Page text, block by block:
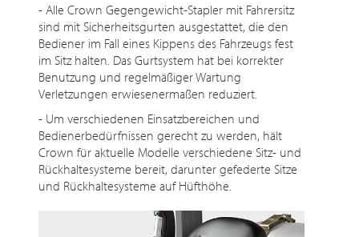
- Alle Crown Gegengewicht-Stapler mit Fahrersitz
sind mit Sicherheitsgurten ausgestattet, die den
Bediener im Fall eines Kippens des Fahrzeugs fest
im Sitz halten. Das Gurtsystem hat bei korrekter
Benutzung und regelmäßiger Wartung
Verletzungen erwiesenermaßen reduziert.
- Um verschiedenen Einsatzbereichen und
Bedienerbedürfnissen gerecht zu werden, hält
Crown für aktuelle Modelle verschiedene Sitz- und
Rückhaltesysteme bereit, darunter gefederte Sitze
und Rückhaltesysteme auf Hüfthöhe.